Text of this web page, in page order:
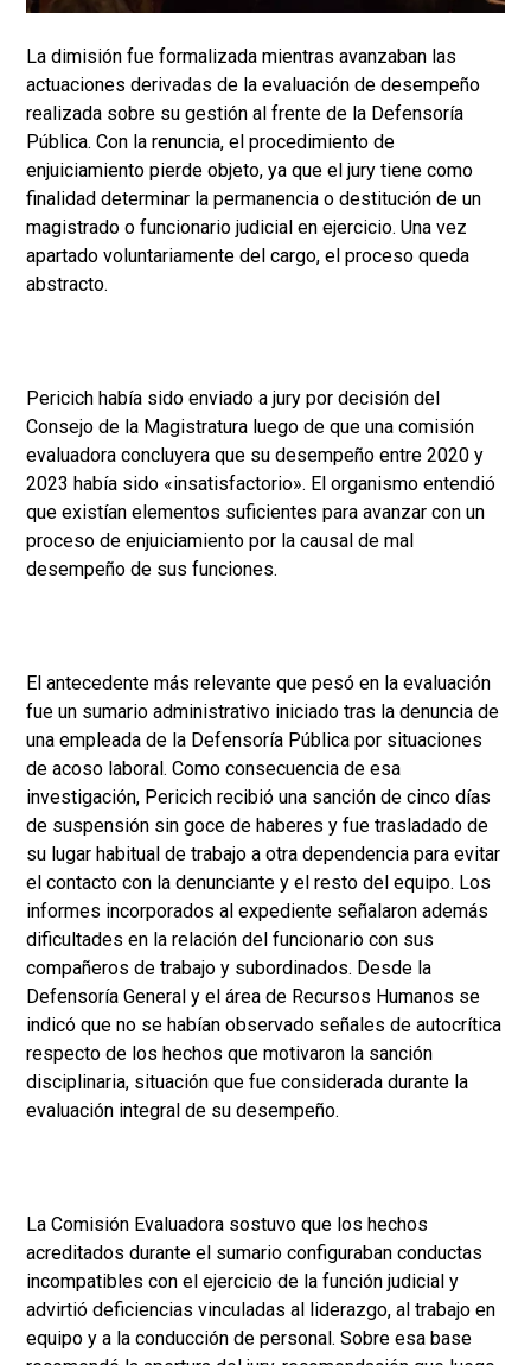
La dimisión fue formalizada mientras avanzaban las
actuaciones derivadas de la evaluación de desempeño
realizada sobre su gestión al frente de la Defensoría
Pública. Con la renuncia, el procedimiento de
enjuiciamiento pierde objeto, ya que el jury tiene como
finalidad determinar la permanencia o destitución de un
magistrado o funcionario judicial en ejercicio. Una vez
apartado voluntariamente del cargo, el proceso queda
abstracto.
Pericich había sido enviado a jury por decisión del
Consejo de la Magistratura luego de que una comisión
evaluadora concluyera que su desempeño entre 2020 y
2023 había sido «insatisfactorio». El organismo entendió
que existían elementos suficientes para avanzar con un
proceso de enjuiciamiento por la causal de mal
desempeño de sus funciones.
El antecedente más relevante que pesó en la evaluación
fue un sumario administrativo iniciado tras la denuncia de
una empleada de la Defensoría Pública por situaciones
de acoso laboral. Como consecuencia de esa
investigación, Pericich recibió una sanción de cinco días
de suspensión sin goce de haberes y fue trasladado de
su lugar habitual de trabajo a otra dependencia para evitar
el contacto con la denunciante y el resto del equipo. Los
informes incorporados al expediente señalaron además
dificultades en la relación del funcionario con sus
compañeros de trabajo y subordinados. Desde la
Defensoría General y el área de Recursos Humanos se
indicó que no se habían observado señales de autocrítica
respecto de los hechos que motivaron la sanción
disciplinaria, situación que fue considerada durante la
evaluación integral de su desempeño.
La Comisión Evaluadora sostuvo que los hechos
acreditados durante el sumario configuraban conductas
incompatibles con el ejercicio de la función judicial y
advirtió deficiencias vinculadas al liderazgo, al trabajo en
equipo y a la conducción de personal. Sobre esa base